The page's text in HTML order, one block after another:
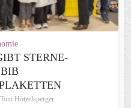
STERNE-
Toni Hötzelsperger